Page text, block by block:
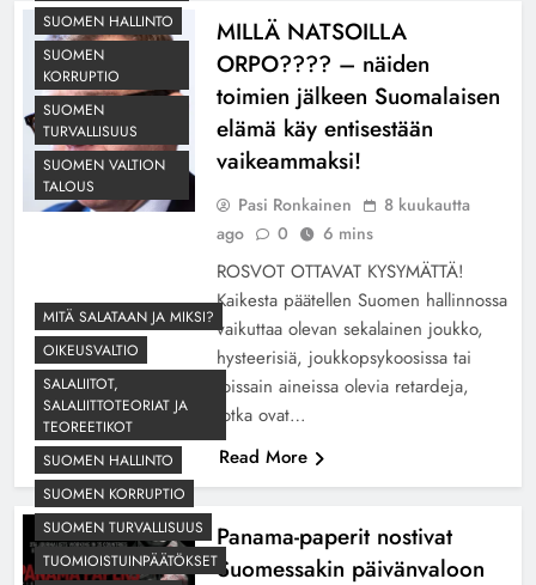
SUOMEN HALLINTO
SUOMEN
KORRUPTIO
SUOMEN
TURVALLISUUS
SUOMEN VALTION
TALOUS
MILLÄ NATSOILLA
ORPO???? – näiden
toimien jälkeen Suomalaisen
elämä käy entisestään
vaikeammaksi!
Pasi Ronkainen
8 kuukautta
ago
0 6 mins
ROSVOT OTTAVAT KYSYMÄTTÄ!
Kaikesta päätellen Suomen hallinnossa
vaikuttaa olevan sekalainen joukko,
hysteerisiä, joukkopsykoosissa tai
joissain aineissa olevia retardeja,
jotka ovat…
Read More
MITÄ SALATAAN JA MIKSI?
OIKEUSVALTIO
SALALIITOT,
SALALIITTOTEORIAT JA
TEOREETIKOT
SUOMEN HALLINTO
SUOMEN KORRUPTIO
SUOMEN TURVALLISUUS
TUOMIOISTUINPÄÄTÖKSET
Panama-paperit nostivat
Suomessakin päivänvaloon